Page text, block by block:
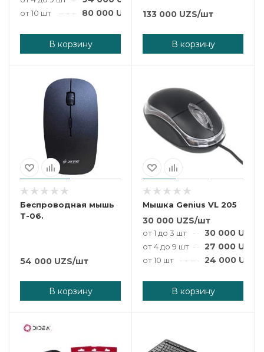
от 10 шт 80 000UZS /шт
В корзину
133 000 UZS/шт
В корзину
Беспроводная мышь
T-06.
54 000 UZS/шт
В корзину
Мышка Genius VL 205
30 000 UZS/шт
от 1 до 3 шт 30 000UZS
от 4 до 9 шт 27 000UZS
от 10 шт 24 000UZS
В корзину